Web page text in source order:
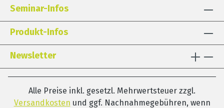
Erkennen-Verstehen. Seit 2014 ist Thomas Brauer als
Lehrer in den deutschsprachigen Ländern tätig.
Seminar-Infos
Produkt-Infos
Newsletter
Alle Preise inkl. gesetzl. Mehrwertsteuer zzgl.
Versandkosten und ggf. Nachnahmegebühren, wenn